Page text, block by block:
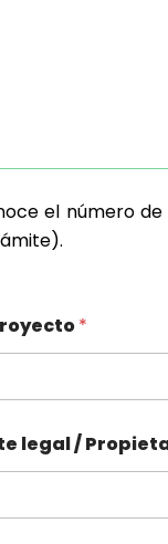
el número
*
legal /